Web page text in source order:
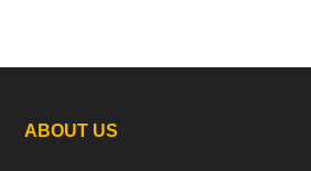
ABOUT US